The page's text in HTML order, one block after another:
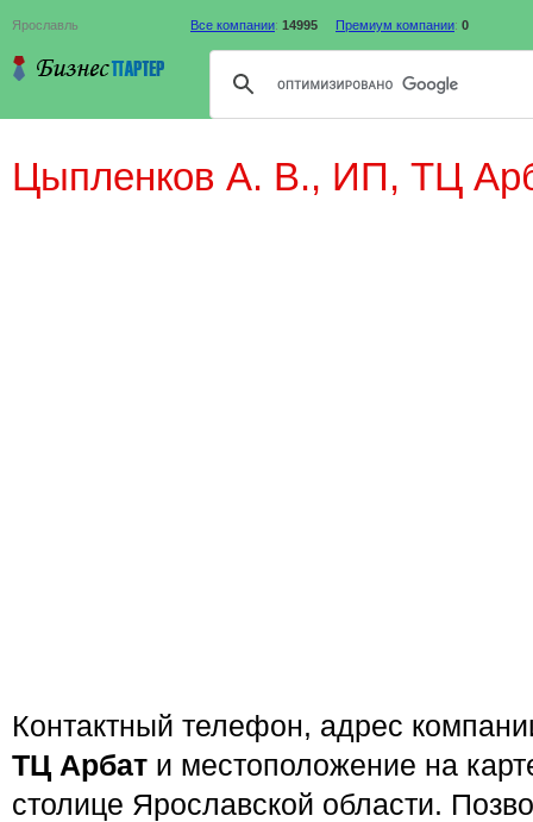
Ярославль Все компании: 14995 Премиум компании: 0
Цыпленков А. В., ИП, ТЦ
Контактный телефон, адрес
ТЦ Арбат и местоположение на
столице Ярославской области.